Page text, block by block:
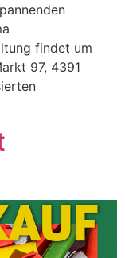
findet um
97, 4391